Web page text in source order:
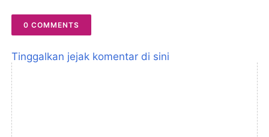
0 COMMENTS
Tinggalkan jejak komentar di sini